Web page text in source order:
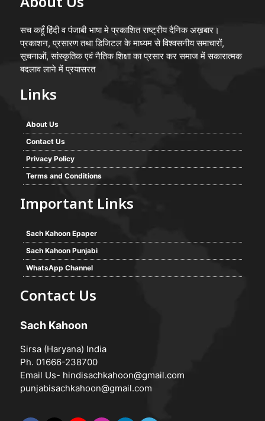
सच कहूँ हिंदी व पंजाबी भाषा मे प्रकाशित राष्ट्रीय दैनिक अख़बार।
प्रकाशन, प्रसारण तथा डिजिटल के माध्यम से विश्वसनीय समाचारों,
सूचनाओं, सांस्कृतिक एवं नैतिक शिक्षा का प्रसार कर समाज में सकारात्मक
बदलाव लाने में प्रयासरत
Links
About Us
Contact Us
Privacy Policy
Terms and Conditions
Important Links
Sach Kahoon Epaper
Sach Kahoon Punjabi
WhatsApp Channel
Contact Us
Sach Kahoon
Sirsa (Haryana) India
Ph. 01666-238700
Email Us- hindisachkahoon@gmail.com
punjabisachkahoon@gmail.com